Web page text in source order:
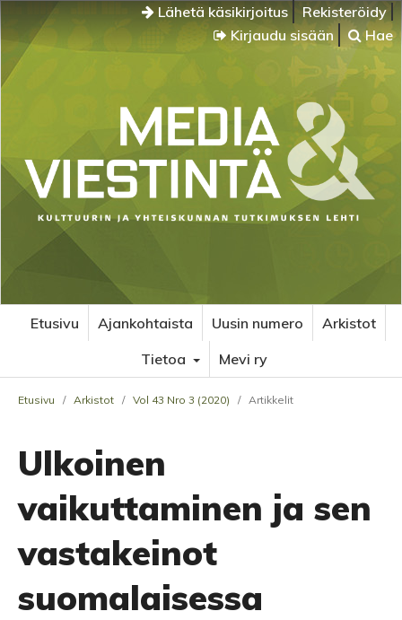
Lähetä käsikirjoitus
Rekisteröidy
Kirjaudu sisään
Hae
Etusivu Ajankohtaista Uusin numero
Arkistot
Tietoa
Mevi ry
Etusivu / Arkistot / Vol 43 Nro 3 (2020) / Artikkelit
Ulkoinen
vaikuttaminen ja sen
vastakeinot
suomalaisessa